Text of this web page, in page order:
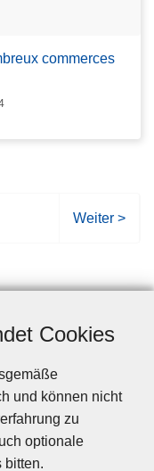
Cookies
und können nicht
zu
optionale
bitten.
commerces
N
h
t
e
i
t
Weiter >